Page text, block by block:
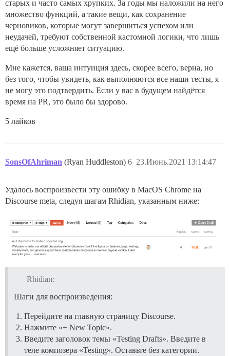
старых и часто самых хрупких. За годы мы наложили на него
множество функций, а такие вещи, как сохранение
черновиков, которые могут завершиться успехом или
неудачей, требуют собственной кастомной логики, что лишь
ещё больше усложняет ситуацию.
Мне кажется, ваша интуиция здесь, скорее всего, верна, но
без того, чтобы увидеть, как выполняются все наши тесты, я
не могу это подтвердить. Если у вас в будущем найдётся
время на PR, это было бы здорово.
5 лайков
SonsOfAhriman (Ryan Huddleston) 23.Июнь.2021 13:14:47
6
Удалось воспроизвести эту ошибку в MacOS Chrome на
Discourse meta, следуя шагам Rhidian, указанным ниже:
Rhidian:
Шаги для воспроизведения:
Перейдите на главную страницу Discourse.
Нажмите «+ New Topic».
Введите заголовок темы «Testing Drafts». Введите в
теле композера «Testing». Оставьте без категории.